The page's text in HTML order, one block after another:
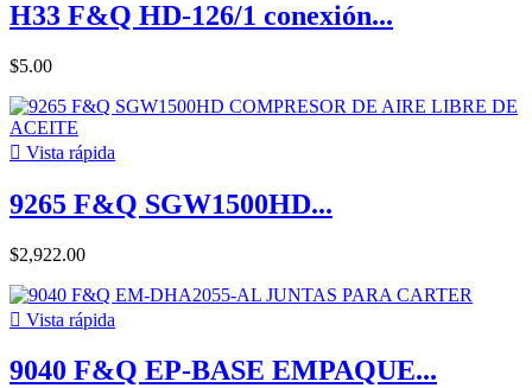
H33 F&Q HD-126/1 conexión...
$5.00
 Vista rápida
9265 F&Q SGW1500HD...
$2,922.00
 Vista rápida
9040 F&Q EP-BASE EMPAQUE...